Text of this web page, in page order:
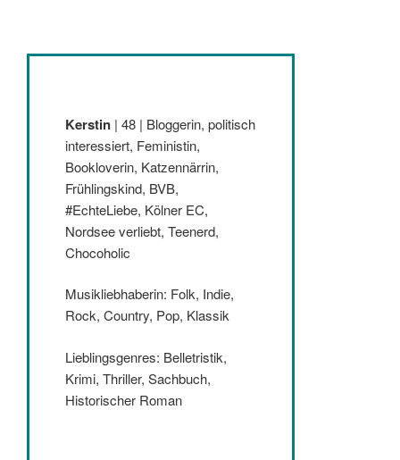
Kerstin | 48 | Bloggerin, politisch
interessiert, Feministin,
Bookloverin, Katzennärrin,
Frühlingskind, BVB,
#EchteLiebe, Kölner EC,
Nordsee verliebt, Teenerd,
Chocoholic
Musikliebhaberin: Folk, Indie,
Rock, Country, Pop, Klassik
Lieblingsgenres: Belletristik,
Krimi, Thriller, Sachbuch,
Historischer Roman